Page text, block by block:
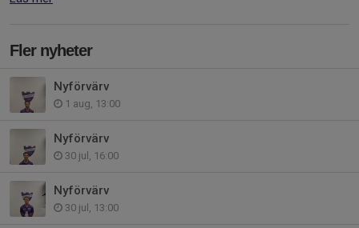
Fler nyheter
Nyförvärv
1 aug, 13:00
Nyförvärv
30 jul, 16:00
Nyförvärv
30 jul, 13:00